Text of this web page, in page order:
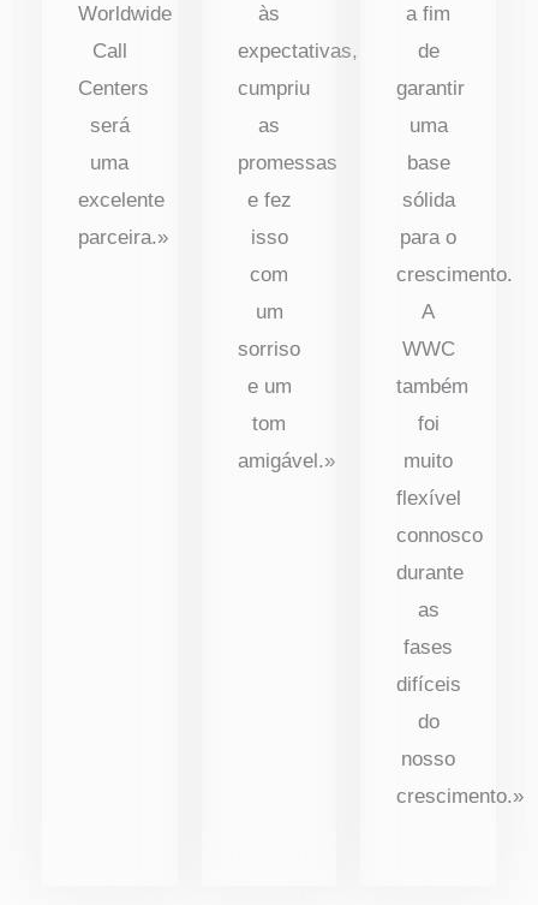
Worldwide
Call
Centers
será
uma
excelente
parceira.»
às
expectativas,
cumpriu
as
promessas
e fez
isso
com
um
sorriso
e um
tom
amigável.»
a fim
de
garantir
uma
base
sólida
para o
crescimento.
A
WWC
também
foi
muito
flexível
connosco
durante
as
fases
difíceis
do
nosso
crescimento.»